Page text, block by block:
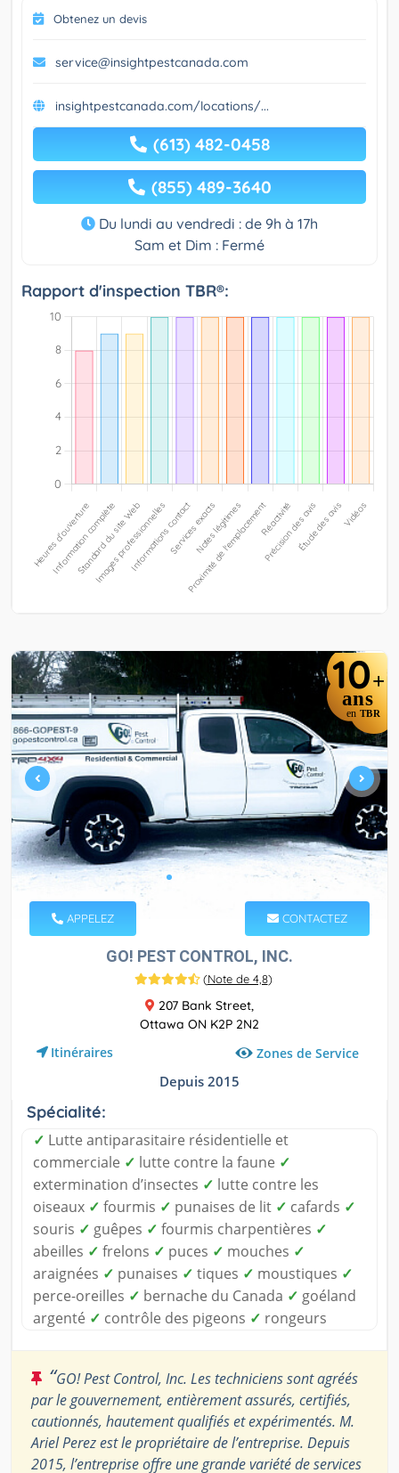
Obtenez un devis
service@insightpestcanada.com
insightpestcanada.com/locations/...
(613) 482-0458
(855) 489-3640
Du lundi au vendredi : de 9h à 17h
Sam et Dim : Fermé
Rapport d'inspection TBR®:
10+
ans
en TBR
APPELEZ CONTACTEZ
GO! PEST CONTROL, INC.
(Note de 4,8)
207 Bank Street,
Ottawa ON K2P 2N2
Itinéraires Zones de Service
Depuis 2015
Spécialité:
✓ Lutte antiparasitaire résidentielle et
commerciale ✓ lutte contre la faune ✓
extermination d’insectes ✓ lutte contre les
oiseaux ✓ fourmis ✓ punaises de lit ✓ cafards ✓
souris ✓ guêpes ✓ fourmis charpentières ✓
abeilles ✓ frelons ✓ puces ✓ mouches ✓
araignées ✓ punaises ✓ tiques ✓ moustiques ✓
perce-oreilles ✓ bernache du Canada ✓ goéland
argenté ✓ contrôle des pigeons ✓ rongeurs
“GO! Pest Control, Inc. Les techniciens sont agréés
par le gouvernement, entièrement assurés, certifiés,
cautionnés, hautement qualifiés et expérimentés. M.
Ariel Perez est le propriétaire de l’entreprise. Depuis
2015, l’entreprise offre une grande variété de services